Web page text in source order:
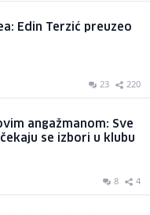
Edin Terzić preuzeo
23 220
angažmanom: Sve
se izbori u klubu
8 4